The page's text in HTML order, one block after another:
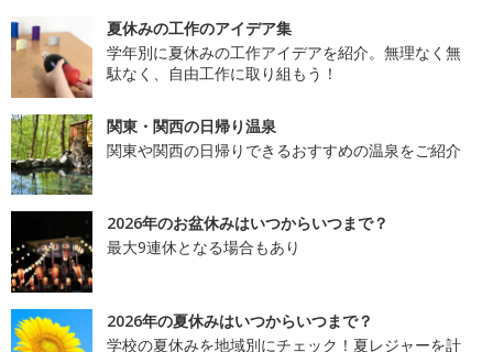
夏休みの工作のアイデア集
学年別に夏休みの工作アイデアを紹介。無理なく無
駄なく、自由工作に取り組もう！
関東・関西の日帰り温泉
関東や関西の日帰りできるおすすめの温泉をご紹介
2026年のお盆休みはいつからいつまで？
最大9連休となる場合もあり
2026年の夏休みはいつからいつまで？
学校の夏休みを地域別にチェック！夏レジャーを計